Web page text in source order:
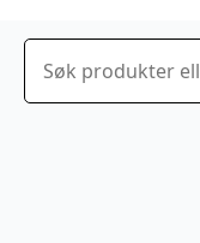
Søk